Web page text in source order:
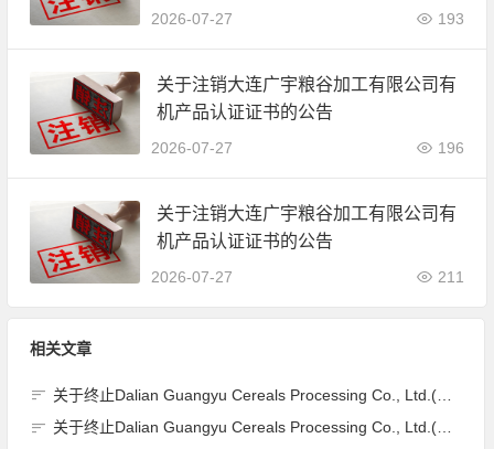
公司)JAS有机产品认证证书的公告
2026-07-27 193
关于注销大连广宇粮谷加工有限公司有
机产品认证证书的公告
2026-07-27 196
关于注销大连广宇粮谷加工有限公司有
机产品认证证书的公告
2026-07-27 211
相关文章
关于终止Dalian Guangyu Cereals Processing Co., Ltd.(大连广宇粮谷加工有限公司)JAS有机产品认证证书的公告
关于终止Dalian Guangyu Cereals Processing Co., Ltd.(大连广宇粮谷加工有限公司)JAS有机产品认证证书的公告